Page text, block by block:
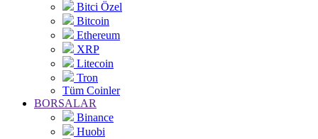
Bitci Özel
Bitcoin
Ethereum
XRP
Litecoin
Tron
Tüm Coinler
BORSALAR
Binance
Huobi